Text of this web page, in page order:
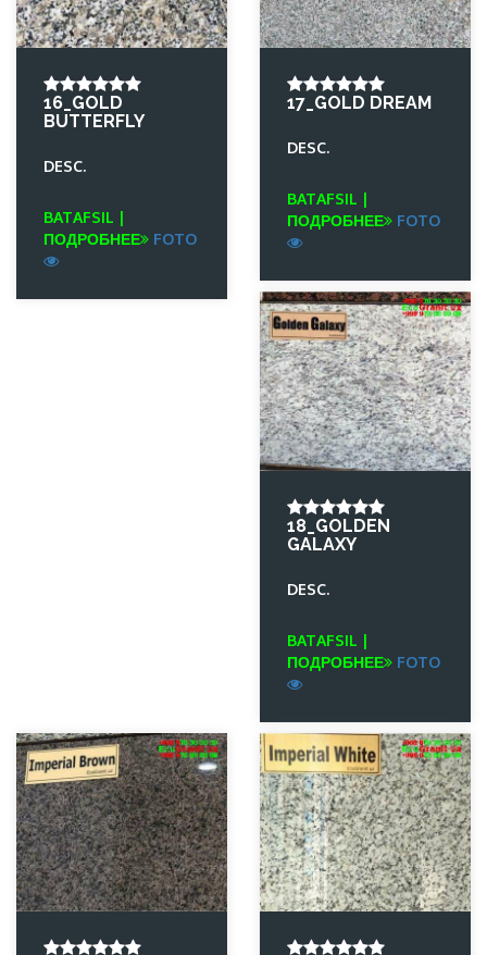
16_GOLD
BUTTERFLY
DESC.
BATAFSIL |
ПОДРОБНЕЕ
FOTO
17_GOLD DREAM
DESC.
BATAFSIL |
ПОДРОБНЕЕ
FOTO
18_GOLDEN
GALAXY
DESC.
BATAFSIL |
ПОДРОБНЕЕ
FOTO